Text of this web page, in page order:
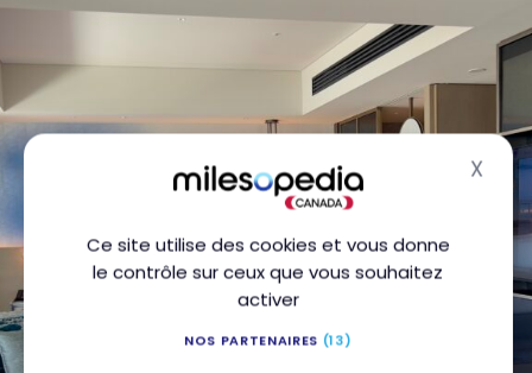
Ce site utilise des cookies et vous donne
le contrôle sur ceux que vous souhaitez
activer
NOS PARTENAIRES (13)
X